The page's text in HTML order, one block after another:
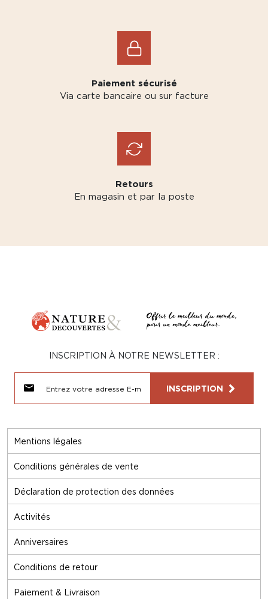
Paiement sécurisé
Via carte bancaire ou sur facture
Retours
En magasin et par la poste
Mentions légales
Conditions générales de vente
Déclaration de protection des données
Activités
Anniversaires
Conditions de retour
Paiement & Livraison
INSCRIPTION À NOTRE NEWSLETTER :
INSCRIPTION